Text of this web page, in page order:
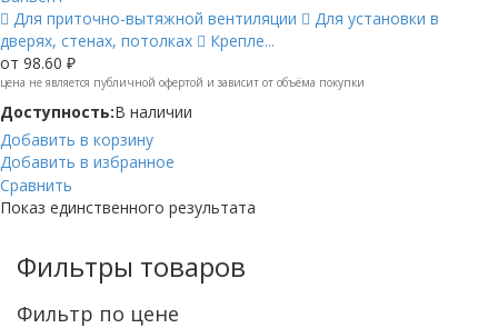
 Для приточно-вытяжной вентиляции  Для установки в
дверях, стенах, потолках  Крепле...
от 98.60 ₽
цена не является публичной офертой и зависит от объёма покупки
Доступность:В наличии
Добавить в корзину
Добавить в избранное
Сравнить
Показ единственного результата
Фильтры товаров
Фильтр по цене